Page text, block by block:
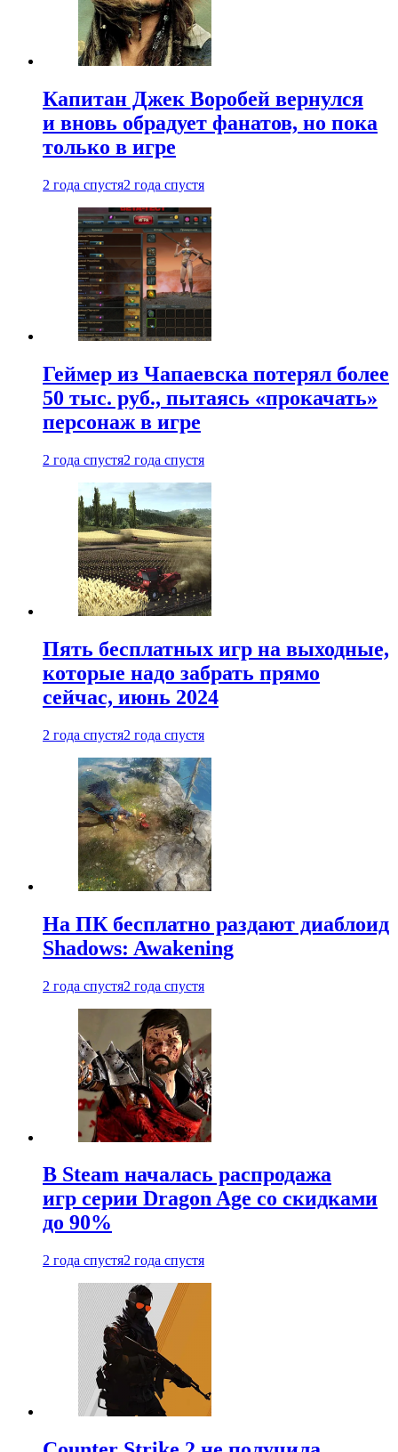
Капитан Джек Воробей вернулся
и вновь обрадует фанатов, но пока
только в игре
2 года спустя2 года спустя
Геймер из Чапаевска потерял более
50 тыс. руб., пытаясь «прокачать»
персонаж в игре
2 года спустя2 года спустя
Пять бесплатных игр на выходные,
которые надо забрать прямо
сейчас, июнь 2024
2 года спустя2 года спустя
На ПК бесплатно раздают диаблоид
Shadows: Awakening
2 года спустя2 года спустя
В Steam началась распродажа
игр серии Dragon Age со скидками
до 90%
2 года спустя2 года спустя